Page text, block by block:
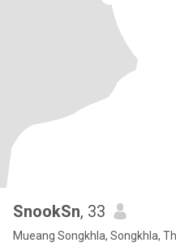
SnookSn, 33
Mueang Songkhla, Songkhla,